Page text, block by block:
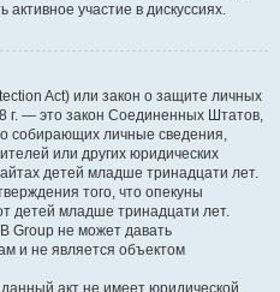
активное участие в дискуссиях.
Act) или закон о защите личных
г. — это закон Соединенных Штатов,
собирающих личные сведения,
или других юридических
детей младше тринадцати лет.
того, что опекуны
детей младше тринадцати лет.
Group не может давать
и не является объектом
акт не имеет юридической